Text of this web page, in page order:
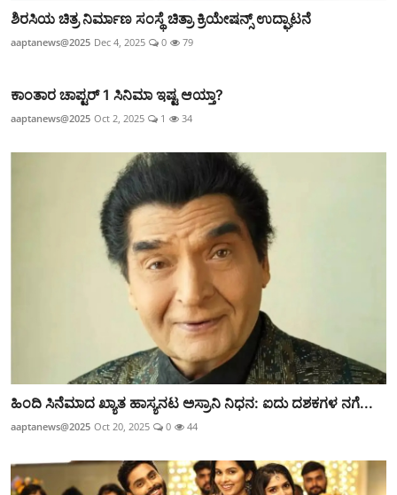
ಶಿರಸಿಯ ಚಿತ್ರ ನಿರ್ಮಾಣ ಸಂಸ್ಥೆ ಚಿತ್ರಾ ಕ್ರಿಯೇಷನ್ಸ್ ಉದ್ಘಾಟನೆ
aaptanews@2025 Dec 4, 2025 0 79
ಕಾಂತಾರ ಚಾಪ್ಟರ್ 1 ಸಿನಿಮಾ ಇಷ್ಟ ಆಯ್ತಾ?
aaptanews@2025 Oct 2, 2025 1 34
ಹಿಂದಿ ಸಿನೆಮಾದ ಖ್ಯಾತ ಹಾಸ್ಯನಟ ಅಸ್ರಾನಿ ನಿಧನ: ಐದು ದಶಕಗಳ ನಗೆ...
aaptanews@2025 Oct 20, 2025 0 44